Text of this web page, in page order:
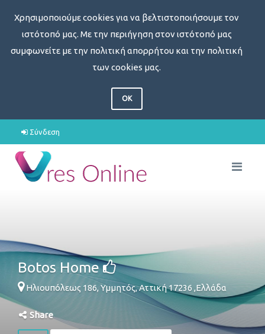
Χρησιμοποιούμε cookies για να βελτιστοποιήσουμε τον
ιστότοπό μας. Με την περιήγηση στον ιστότοπό μας
συμφωνείτε με την πολιτική απορρήτου και την πολιτική
των cookies μας.
OK
Σύνδεση
Botos Home
Ηλιουπόλεως 186,Υμμητός,Αττική17236,Ελλάδα
Share